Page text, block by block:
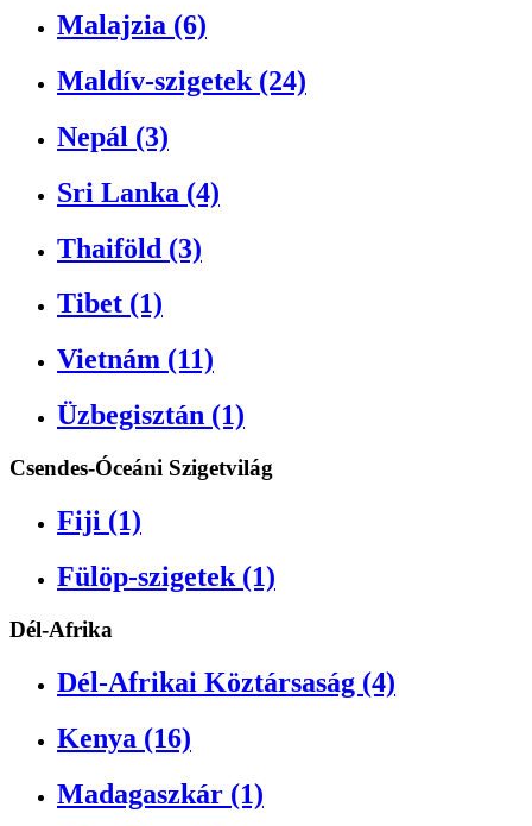
Malajzia (6)
Maldív-szigetek (24)
Nepál (3)
Sri Lanka (4)
Thaiföld (3)
Tibet (1)
Vietnám (11)
Üzbegisztán (1)
Csendes-Óceáni Szigetvilág
Fiji (1)
Fülöp-szigetek (1)
Dél-Afrika
Dél-Afrikai Köztársaság (4)
Kenya (16)
Madagaszkár (1)